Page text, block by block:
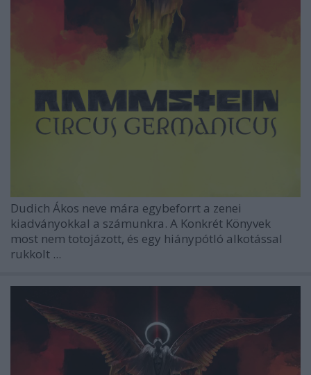
Dudich Ákos neve mára egybeforrt a zenei
kiadványokkal a számunkra. A Konkrét Könyvek
most nem totojázott, és egy hiánypótló alkotással
rukkolt ...